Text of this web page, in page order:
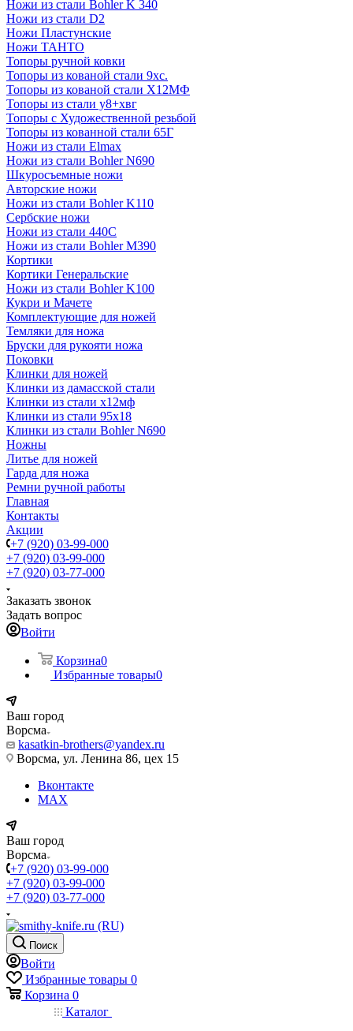
Ножи из стали Bohler K 340
Ножи из стали D2
Ножи Пластунские
Ножи ТАНТО
Топоры ручной ковки
Топоры из кованой стали 9хс.
Топоры из кованой стали Х12МФ
Топоры из стали у8+хвг
Топоры с Художественной резьбой
Топоры из кованной стали 65Г
Ножи из стали Elmax
Ножи из стали Bohler N690
Шкуросъемные ножи
Авторские ножи
Ножи из стали Bohler K110
Сербские ножи
Ножи из стали 440С
Ножи из стали Bohler M390
Кортики
Кортики Генеральские
Ножи из стали Bohler K100
Кукри и Мачете
Комплектующие для ножей
Темляки для ножа
Бруски для рукояти ножа
Поковки
Клинки для ножей
Клинки из дамасской стали
Клинки из стали х12мф
Клинки из стали 95х18
Клинки из стали Bohler N690
Ножны
Литье для ножей
Гарда для ножа
Ремни ручной работы
Главная
Контакты
Акции
+7 (920) 03-99-000
+7 (920) 03-99-000
+7 (920) 03-77-000
Заказать звонок
Задать вопрос
Войти
Корзина0
Избранные товары0
Ваш город
Ворсма
kasatkin-brothers@yandex.ru
Ворсма, ул. Ленина 86, цех 15
Вконтакте
MAX
Ваш город
Ворсма
+7 (920) 03-99-000
+7 (920) 03-99-000
+7 (920) 03-77-000
Поиск
Войти
Избранные товары 0
Корзина 0
Каталог